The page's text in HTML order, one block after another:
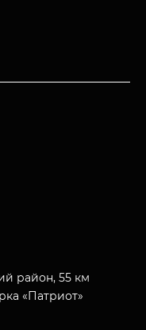
район, 55 км
«Патриот»